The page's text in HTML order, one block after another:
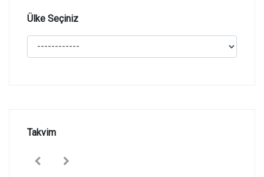
Ülke Seçiniz
Takvim